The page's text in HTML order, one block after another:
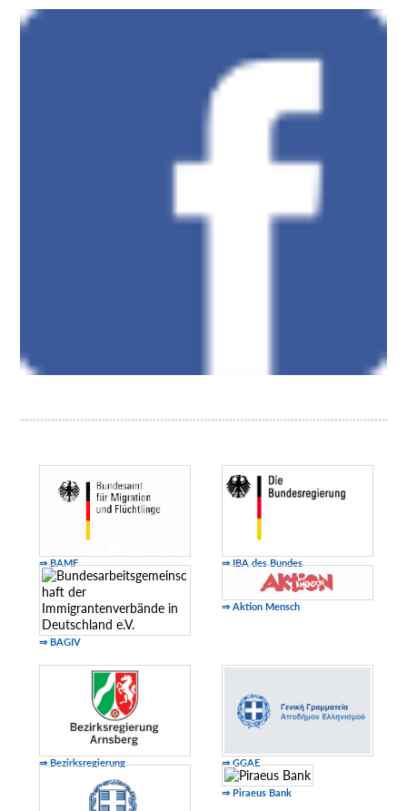
⇒ BAMF ⇒ IBA des Bundes
⇒ BAGIV
⇒ Aktion Mensch
⇒ Bezirksregierung ⇒ GGAE
⇒ Piraeus Bank